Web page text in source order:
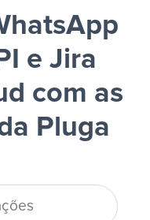
e Jira
com as
Pluga